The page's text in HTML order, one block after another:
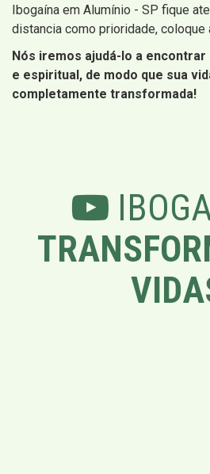
Ibogaína em Alumínio - SP fique
distancia como prioridade, coloque
Nós iremos ajudá-lo a
e espiritual, de modo que sua
completamente transformada!